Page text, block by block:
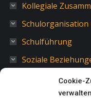
Cookie-
verwalten
Kollegiale
Schulführung
Soziale